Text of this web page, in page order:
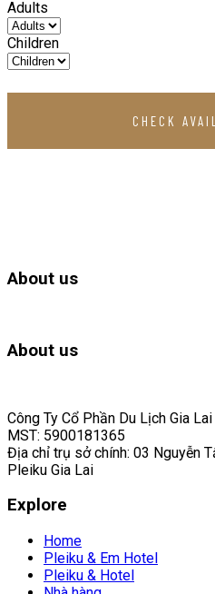
Adults
Children
About us
About us
Công Ty Cổ Phần Du Lịch Gia
MST: 5900181365
Địa chỉ trụ sở chính: 03 Nguyễn
Pleiku Gia Lai
Explore
Home
Pleiku & Em Hotel
Pleiku & Hotel